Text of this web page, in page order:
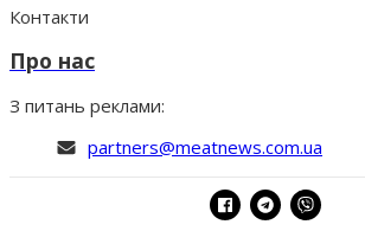
Контакти
Про нас
З питань реклами:
partners@meatnews.com.ua